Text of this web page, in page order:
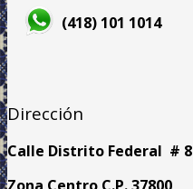
(418) 101 1014
Dirección
Calle Distrito Federal # 8